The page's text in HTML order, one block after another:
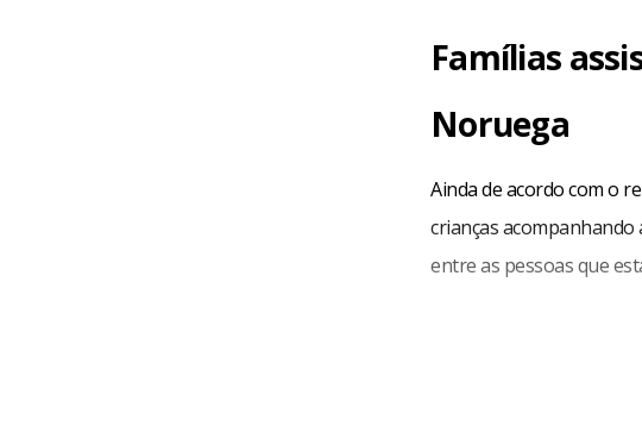
Famílias
Noruega
Ainda de acordo com o
crianças
entre as pessoas que